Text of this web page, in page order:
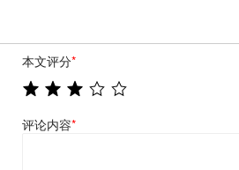
本文评分*
评论内容*